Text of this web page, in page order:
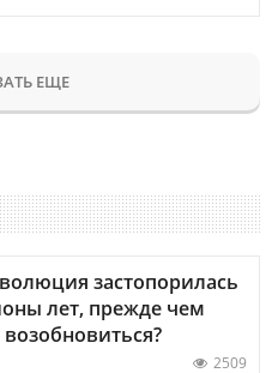
ЕЩЕ
застопорилась
лет, прежде чем
2509